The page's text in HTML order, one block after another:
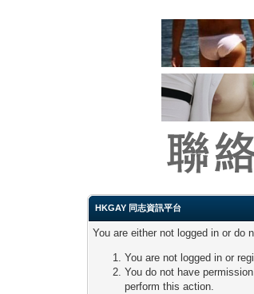
HKGAY 同志資訊平台
You are either not logged in or do
You are not logged in or
You do not have
perform this action.